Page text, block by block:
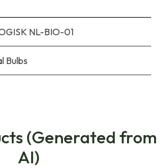
NL-BIO-01
Bulbs
(Generated from
AI)